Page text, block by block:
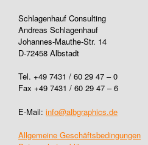
Schlagenhauf Consulting
Andreas Schlagenhauf
Johannes-Mauthe-Str. 14
D-72458 Albstadt
Tel. +49 7431 / 60 29 47 – 0
Fax +49 7431 / 60 29 47 – 6
E-Mail: info@albgraphics.de
Allgemeine Geschäftsbedingungen